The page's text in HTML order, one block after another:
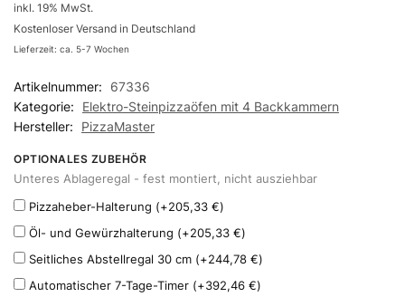
inkl. 19% MwSt.
Kostenloser Versand in Deutschland
Lieferzeit: ca. 5-7 Wochen
Artikelnummer:
67336
Kategorie:
Elektro-Steinpizzaöfen mit 4 Backkammern
Hersteller:
PizzaMaster
OPTIONALES ZUBEHÖR
Unteres Ablageregal - fest montiert, nicht ausziehbar
Pizzaheber-Halterung (+205,33 €)
Öl- und Gewürzhalterung (+205,33 €)
Seitliches Abstellregal 30 cm (+244,78 €)
Automatischer 7-Tage-Timer (+392,46 €)